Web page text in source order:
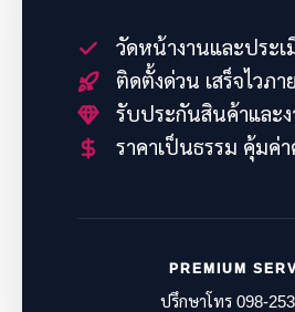
วัดหน้างานและประเ
ติดตั้งด่วน เสร็จไวภา
รับประกันสินค้าและ
ราคาเป็นธรรม คุ้มค่
PREMIUM
ปรึกษาโทร 098-